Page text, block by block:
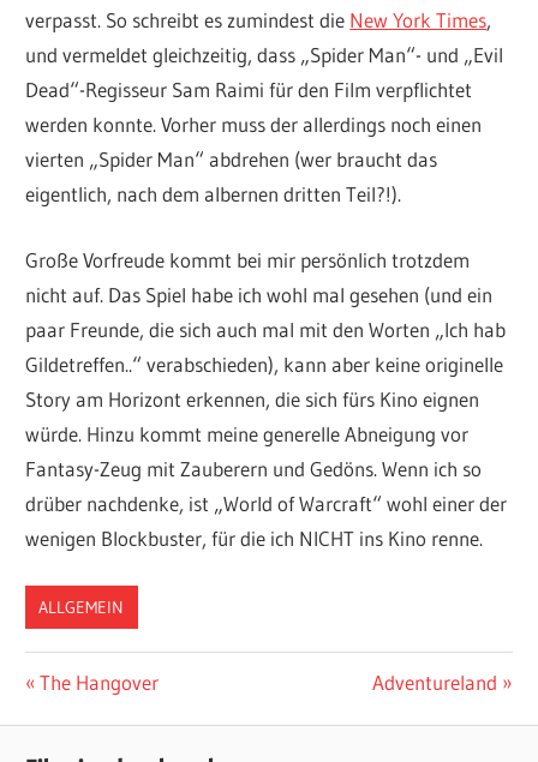
verpasst. So schreibt es zumindest die New York Times,
und vermeldet gleichzeitig, dass „Spider Man“- und „Evil
Dead“-Regisseur Sam Raimi für den Film verpflichtet
werden konnte. Vorher muss der allerdings noch einen
vierten „Spider Man“ abdrehen (wer braucht das
eigentlich, nach dem albernen dritten Teil?!).
Große Vorfreude kommt bei mir persönlich trotzdem
nicht auf. Das Spiel habe ich wohl mal gesehen (und ein
paar Freunde, die sich auch mal mit den Worten „Ich hab
Gildetreffen..“ verabschieden), kann aber keine originelle
Story am Horizont erkennen, die sich fürs Kino eignen
würde. Hinzu kommt meine generelle Abneigung vor
Fantasy-Zeug mit Zauberern und Gedöns. Wenn ich so
drüber nachdenke, ist „World of Warcraft“ wohl einer der
wenigen Blockbuster, für die ich NICHT ins Kino renne.
ALLGEMEIN
Beitragsnavigation
Vorheriger
The Hangover
Nächster
Adventureland